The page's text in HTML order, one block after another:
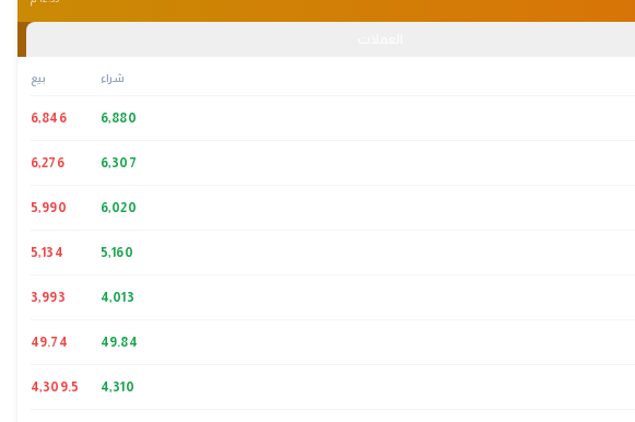
شراء بيع
6,880
6,846
6,307
6,276
6,020
5,990
5,160
5,134
4,013
3,993
49.84
49.74
4,310
4,309.5